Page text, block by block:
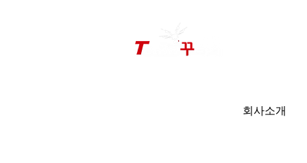
회사소개